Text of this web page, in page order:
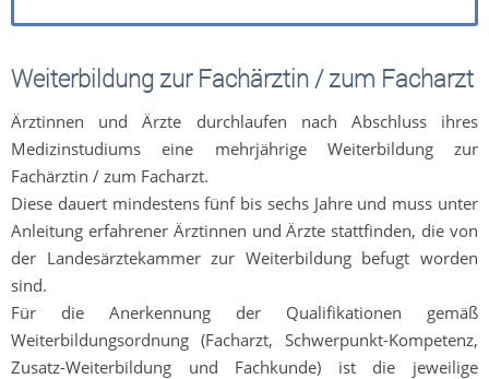
Weiterbildung zur Fachärztin / zum Facharzt
Ärztinnen und Ärzte durchlaufen nach Abschluss ihres
Medizinstudiums eine mehrjährige Weiterbildung zur
Fachärztin / zum Facharzt.
Diese dauert mindestens fünf bis sechs Jahre und muss unter
Anleitung erfahrener Ärztinnen und Ärzte stattfinden, die von
der Landesärztekammer zur Weiterbildung befugt worden
sind.
Für die Anerkennung der Qualifikationen gemäß
Weiterbildungsordnung (Facharzt, Schwerpunkt-Kompetenz,
Zusatz-Weiterbildung und Fachkunde) ist die jeweilige